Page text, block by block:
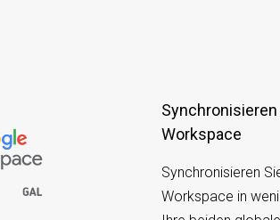
Synchronisieren Sie die GAL mit Google
Workspace
Synchronisieren
Workspace in